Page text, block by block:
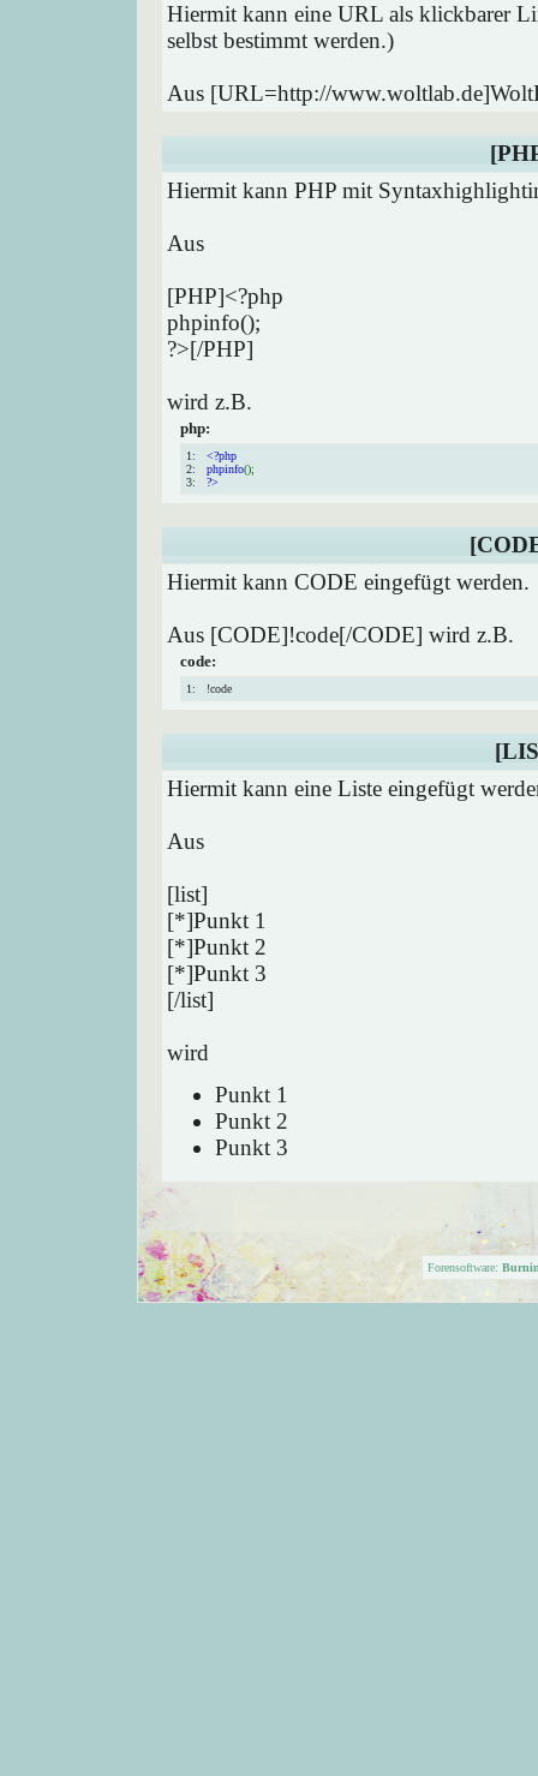
Hiermit kann eine URL als klickbarer
selbst bestimmt werden.)
Aus [URL=http://
Hiermit kann PHP mit
Aus
[PHP]<?php
phpinfo();
?>[/PHP]
wird z.B.
php:
1:
2:
3:
<?php
phpinfo();
?>
Hiermit kann CODE eingefügt werden.
Aus [CODE]!code[/CODE] wird z.B.
code:
1: !code
Hiermit kann eine Liste eingefügt
Aus
[list]
[*]Punkt 1
[*]Punkt 2
[*]Punkt 3
[/list]
wird
Punkt 1
Punkt 2
Punkt 3
Forensoftware: